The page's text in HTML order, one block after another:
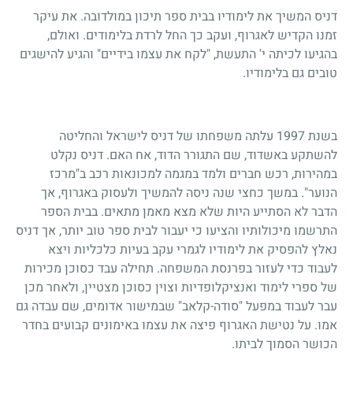
דניס המשיך את לימודיו בבית ספר תיכון במולדובה. את עיקר
זמנו הקדיש לאגרוף, ועקב כך החל לרדת בלימודים. ואולם,
בהגיעו לכיתה י' התעשת, "לקח את עצמו בידיים" והגיע להישגים
טובים גם בלימודיו.
בשנת 1997 עלתה משפחתו של דניס לישראל והחליטה
להשתקע באשדוד, שם התגורר הדוד, אח האם. דניס נקלט
במהירות, רכש חברים ולמד במגמה למכונאות רכב ב"מרכז
הנוער". במשך כחצי שנה ניסה להמשיך ולעסוק באגרוף, אך
הדבר לא הסתייע היות שלא מצא מאמן מתאים. בבית הספר
התרשמו מיכולותיו והציעו כי יעבור לבית ספר טוב יותר, אך דניס
נאלץ להפסיק את לימודיו לגמרי עקב בעיות כלכליות ויצא
לעבוד כדי לעזור בפרנסת המשפחה. תחילה עבד כסוכן מכירות
של ספרי לימוד ואנציקלופדיות וצוין כסוכן מצטיין, ולאחר מכן
עבר לעבוד במפעל "סודה-קלאב" שבמישור אדומים, שם עבדה גם
אמו. על נטישת האגרוף פיצה את עצמו באימונים קבועים בחדר
הכושר הסמוך לביתו.